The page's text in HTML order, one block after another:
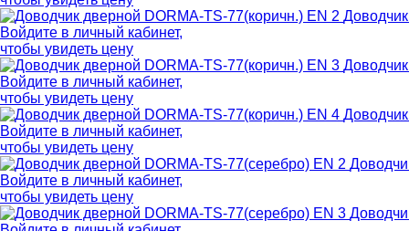
Войдите в личный кабинет,
чтобы увидеть цену
Войдите в личный кабинет,
чтобы увидеть цену
Войдите в личный кабинет,
чтобы увидеть цену
Войдите в личный кабинет,
чтобы увидеть цену